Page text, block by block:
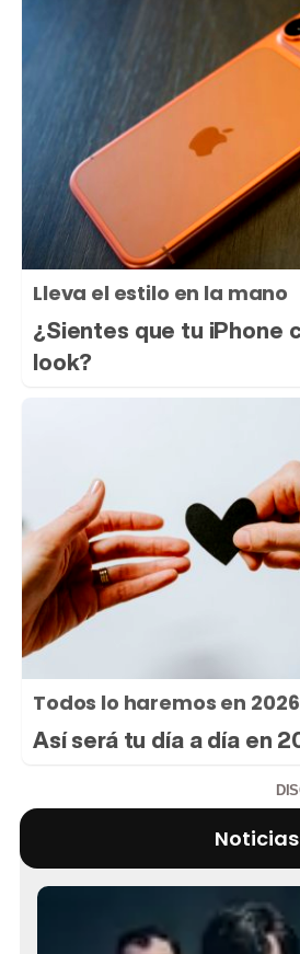
Lleva el estilo en la mano
¿Sientes que tu iPhone
look?
Todos lo haremos en 2026
Así será tu día a día en
Noticias